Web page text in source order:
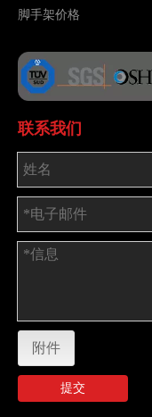
脚手架价格
联系我们
附件
提交